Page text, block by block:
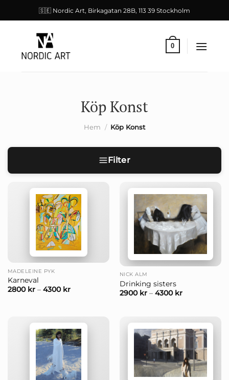
to
🇸🇪 Nordic Art, Birkagatan 28B, 113 39 Stockholm
0
Köp Konst
Hem / Köp Konst
Filter
MADELEINE PYK
Karneval
2800 kr– 4300 kr
NICK ALM
Drinking sisters
2900 kr– 4300 kr